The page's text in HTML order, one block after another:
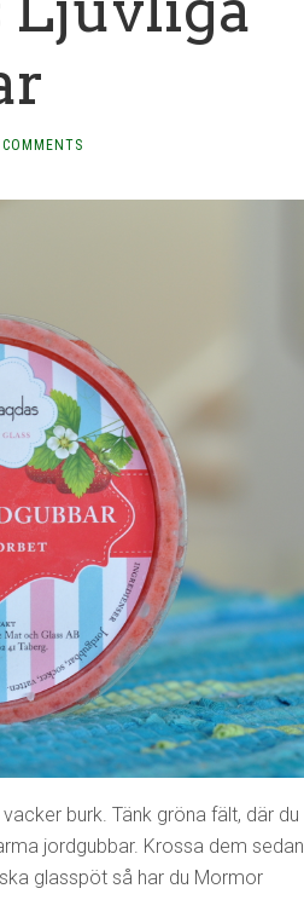
burk. Tänk gröna fält, där du
jordgubbar. Krossa dem sedan
glasspöt så har du Mormor